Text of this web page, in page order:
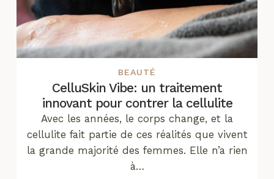
BEAUTÉ
CelluSkin Vibe: un traitement
innovant pour contrer la cellulite
Avec les années, le corps change, et la
cellulite fait partie de ces réalités que vivent
la grande majorité des femmes. Elle n’a rien
à…